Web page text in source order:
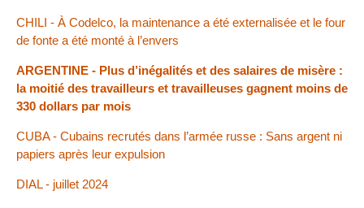
CHILI - À Codelco, la maintenance a été externalisée et le four
de fonte a été monté à l’envers
ARGENTINE - Plus d’inégalités et des salaires de misère :
la moitié des travailleurs et travailleuses gagnent moins de
330 dollars par mois
CUBA - Cubains recrutés dans l’armée russe : Sans argent ni
papiers après leur expulsion
DIAL - juillet 2024